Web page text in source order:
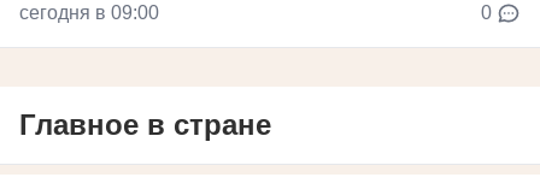
сегодня в 09:00 0
Главное в стране